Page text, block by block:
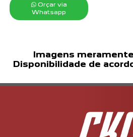
Orçar via
Whatsapp
Imagens
Disponibilidade de